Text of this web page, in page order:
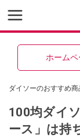
ホーム
ダイソーのおすすめ商
100均ダイ
ース」は持